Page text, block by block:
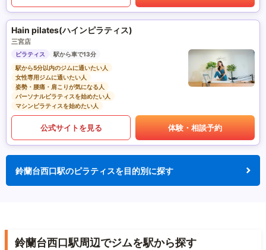
Hain pilates(ハインピラティス)
三宮店
ピラティス
駅から車で13分
駅から5分以内のジムに通いたい人
女性専用ジムに通いたい人
姿勢・腰痛・肩こりが気になる人
パーソナルピラティスを始めたい人
マシンピラティスを始めたい人
公式サイトを見る 体験・相談予約
鈴蘭台西口駅のピラティスを目的別に探す
鈴蘭台西口駅周辺でジムを駅から探す